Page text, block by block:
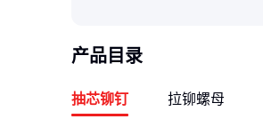
产品目录
抽芯铆钉 拉铆螺母